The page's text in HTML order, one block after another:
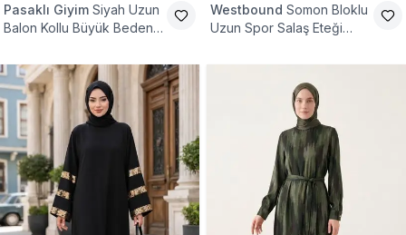
Pasaklı Giyim Siyah Uzun
Balon Kollu Büyük Beden
Westbound Somon Bloklu
Uzun Spor Salaş Eteği